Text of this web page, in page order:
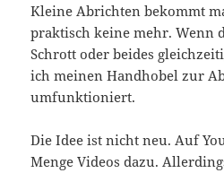
Kleine Abrichten bekommt
praktisch keine mehr. Wenn
Schrott oder beides
ich meinen Handhobel zur
umfunktioniert.
Die Idee ist nicht neu. Auf
Menge Videos dazu.